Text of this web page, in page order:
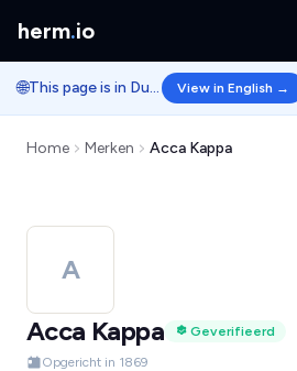
herm.io
🌐 This page is in Dutch. View in English →
Home Merken Acca Kappa
A
Acca Kappa
Geverifieerd
Opgericht in 1869